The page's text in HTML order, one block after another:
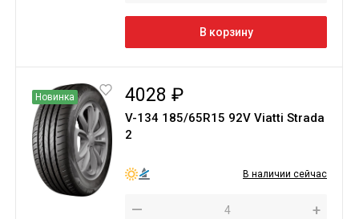
В корзину
Новинка 4028 ₽
V-134 185/65R15 92V Viatti Strada
2
В наличии сейчас
— +